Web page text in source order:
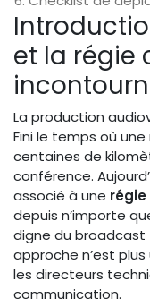
et la régie
La production
Fini le temps où
centaines de
conférence.
associé à une
depuis n’importe
digne du broadcast
approche n’est
les directeurs
communication.